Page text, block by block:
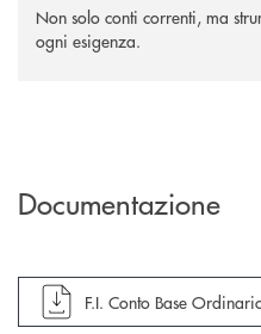
Non solo conti correnti, ma
ogni esigenza.
Documentazione
apre documento in una
F.I. Conto Base